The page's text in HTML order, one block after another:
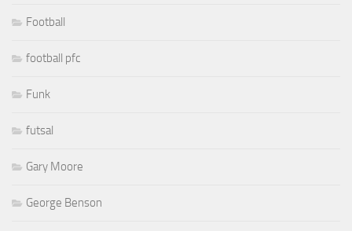
Football
football pfc
Funk
futsal
Gary Moore
George Benson